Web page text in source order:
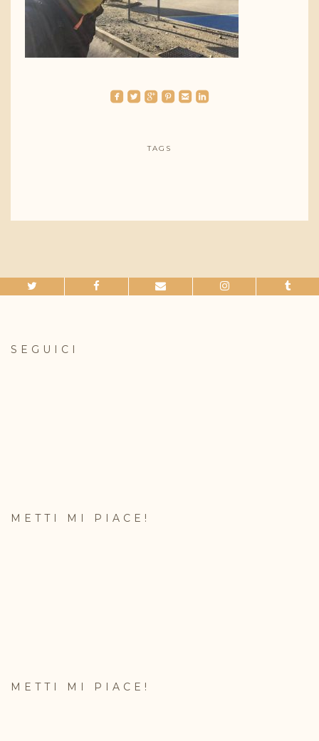
roundedfacebook roundedtwitterbird roundedgoogleplus roundedpinterest roundedemail roundedlinkedin
TAGS
SEGUICI
METTI MI PIACE!
METTI MI PIACE!